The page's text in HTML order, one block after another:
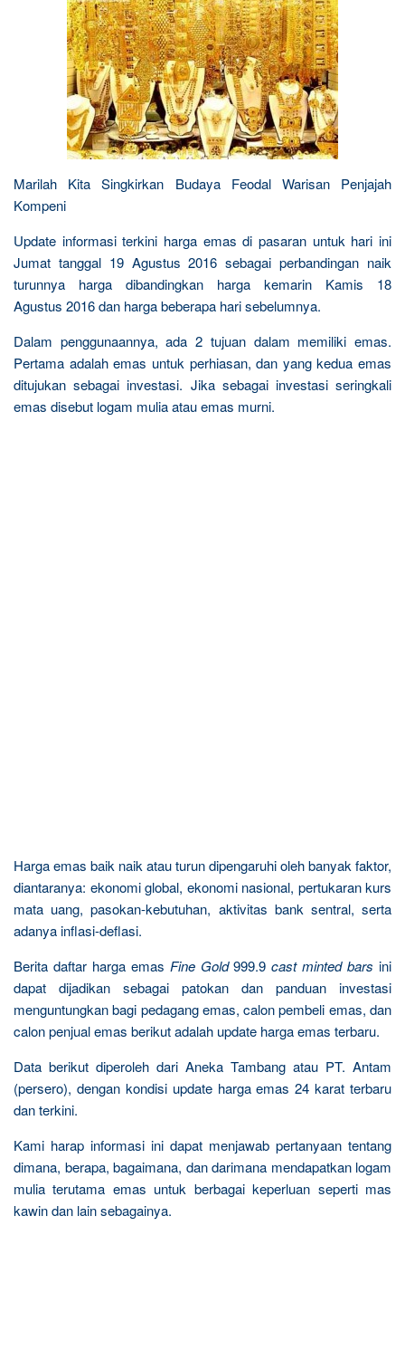
Marilah Kita Singkirkan Budaya Feodal Warisan Penjajah
Kompeni
Update informasi terkini harga emas di pasaran untuk hari ini
Jumat tanggal 19 Agustus 2016 sebagai perbandingan naik
turunnya harga dibandingkan harga kemarin Kamis 18
Agustus 2016 dan harga beberapa hari sebelumnya.
Dalam penggunaannya, ada 2 tujuan dalam memiliki emas.
Pertama adalah emas untuk perhiasan, dan yang kedua emas
ditujukan sebagai investasi. Jika sebagai investasi seringkali
emas disebut logam mulia atau emas murni.
Harga emas baik naik atau turun dipengaruhi oleh banyak faktor,
diantaranya: ekonomi global, ekonomi nasional, pertukaran kurs
mata uang, pasokan-kebutuhan, aktivitas bank sentral, serta
adanya inflasi-deflasi.
Berita daftar harga emas Fine Gold999.9cast minted barsini
dapat dijadikan sebagai patokan dan panduan investasi
menguntungkan bagi pedagang emas, calon pembeli emas, dan
calon penjual emas berikut adalah update harga emas terbaru.
Data berikut diperoleh dari Aneka Tambang atau PT. Antam
(persero), dengan kondisi update harga emas 24 karat terbaru
dan terkini.
Kami harap informasi ini dapat menjawab pertanyaan tentang
dimana, berapa, bagaimana, dan darimana mendapatkan logam
mulia terutama emas untuk berbagai keperluan seperti mas
kawin dan lain sebagainya.